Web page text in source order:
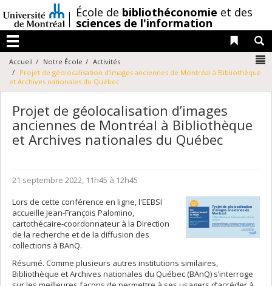
au
contenu
/École de bibliothéconomie et des
sciences de l'information
Menu
Liens
Accueil Notre École
Activités
Projet de géolocalisation d’images anciennes de Montréal à Bibliothèque
et Archives nationales du Québec
Projet de géolocalisation d’images
anciennes de Montréal à Bibliothèque
et Archives nationales du Québec
21 septembre 2022, 11h45 à 12h45
Lors de cette conférence en ligne, l'EEBSI
accueille Jean-François Palomino,
cartothécaire-coordonnateur à la Direction
de la recherche et de la diffusion des
collections à BAnQ.
Résumé. Comme plusieurs autres institutions similaires,
Bibliothèque et Archives nationales du Québec (BAnQ) s’interroge